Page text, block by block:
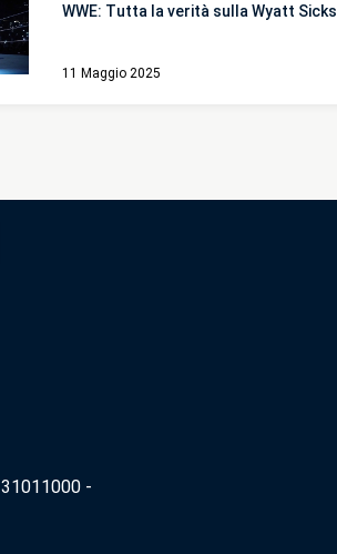
WWE: Tutta la verità sulla Wyatt Sicks
11 Maggio 2025
-